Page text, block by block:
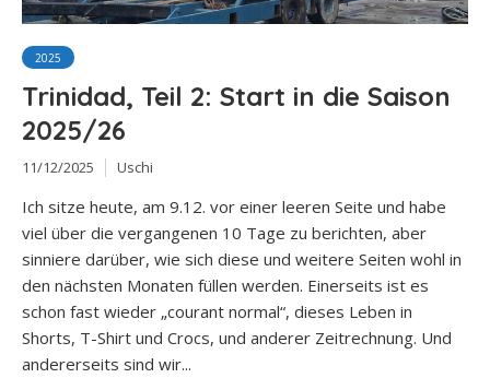
2025
Trinidad, Teil 2: Start in die Saison
2025/26
11/12/2025 Uschi
Ich sitze heute, am 9.12. vor einer leeren Seite und habe
viel über die vergangenen 10 Tage zu berichten, aber
sinniere darüber, wie sich diese und weitere Seiten wohl in
den nächsten Monaten füllen werden. Einerseits ist es
schon fast wieder „courant normal“, dieses Leben in
Shorts, T-Shirt und Crocs, und anderer Zeitrechnung. Und
andererseits sind wir...